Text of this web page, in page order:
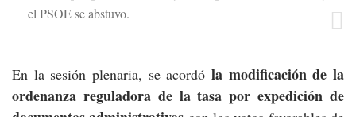
el PSOE se abstuvo.
En la sesión plenaria, se acordó la modificación de la
ordenanza reguladora de la tasa por expedición de